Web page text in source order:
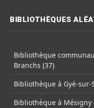
BIBLIOTHÈQUES
Bibliothèque
Branchs (37)
Bibliothèque à Gyé-sur-
Bibliothèque à Mésigny